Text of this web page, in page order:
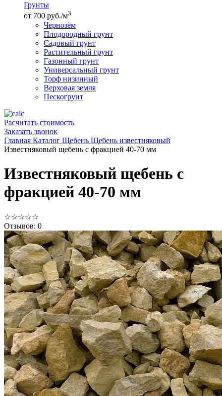
Грунты
от 700 руб./м3
Чернозём
Плодородный грунт
Садовый грунт
Растительный грунт
Газонный грунт
Универсальный грунт
Торф низинный
Верховая земля
Пескогрунт
Расчитать стоимость
Заказать звонок
Главная Каталог Щебень Щебень известняковый
Известняковый щебень с фракцией 40-70 мм
Известняковый щебень с
фракцией 40-70 мм
☆☆☆☆☆
Отзывов: 0